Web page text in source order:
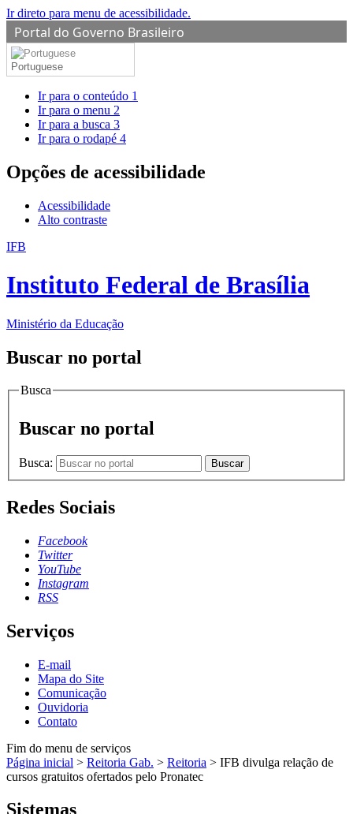
Ir direto para menu de acessibilidade.
Portal do Governo Brasileiro
Portuguese
Ir para o conteúdo 1
Ir para o menu 2
Ir para a busca 3
Ir para o rodapé 4
Opções de acessibilidade
Acessibilidade
Alto contraste
IFB
Instituto Federal de Brasília
Ministério da Educação
Buscar no portal
Busca
Buscar no portal
Busca: Buscar
Redes Sociais
Facebook
Twitter
YouTube
Instagram
RSS
Serviços
E-mail
Mapa do Site
Comunicação
Ouvidoria
Contato
Fim do menu de serviços
Página inicial > Reitoria Gab. > Reitoria > IFB divulga relação de
cursos gratuitos ofertados pelo Pronatec
Sistemas